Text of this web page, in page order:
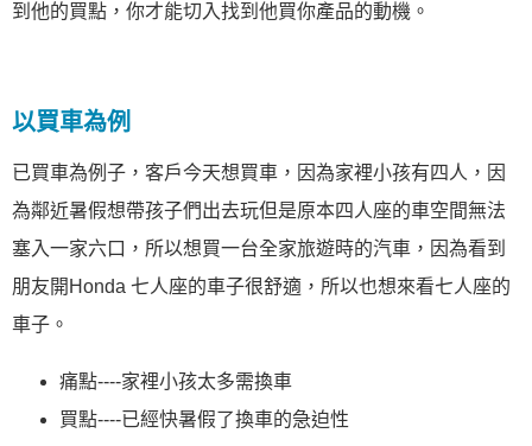
到他的買點，你才能切入找到他買你產品的動機。
以買車為例
已買車為例子，客戶今天想買車，因為家裡小孩有四人，因
為鄰近暑假想帶孩子們出去玩但是原本四人座的車空間無法
塞入一家六口，所以想買一台全家旅遊時的汽車，因為看到
朋友開Honda 七人座的車子很舒適，所以也想來看七人座的
車子。
痛點----家裡小孩太多需換車
買點----已經快暑假了換車的急迫性